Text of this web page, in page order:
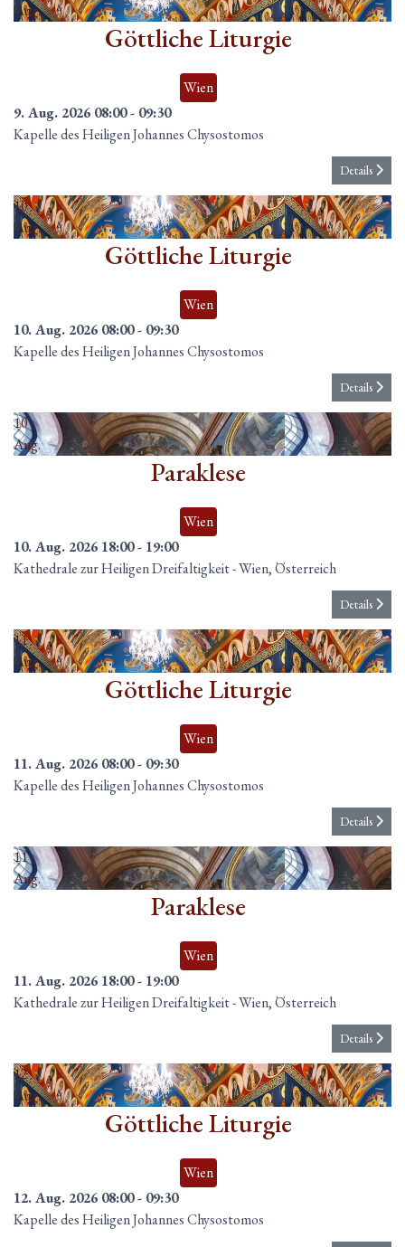
Aug.
Göttliche Liturgie
Wien
9. Aug. 2026 08:00- 09:30
Kapelle des Heiligen Johannes Chysostomos
Details
10
Aug.
Göttliche Liturgie
Wien
10. Aug. 2026 08:00- 09:30
Kapelle des Heiligen Johannes Chysostomos
Details
10
Aug.
Paraklese
Wien
10. Aug. 2026 18:00- 19:00
Kathedrale zur Heiligen Dreifaltigkeit-Wien, Österreich
Details
11
Aug.
Göttliche Liturgie
Wien
11. Aug. 2026 08:00- 09:30
Kapelle des Heiligen Johannes Chysostomos
Details
11
Aug.
Paraklese
Wien
11. Aug. 2026 18:00- 19:00
Kathedrale zur Heiligen Dreifaltigkeit-Wien, Österreich
Details
12
Aug.
Göttliche Liturgie
Wien
12. Aug. 2026 08:00- 09:30
Kapelle des Heiligen Johannes Chysostomos